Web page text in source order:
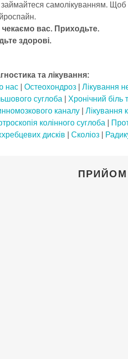
самолікуванням. Щоб
чекаємо вас. Приходьте.
здорові.
та лікування:
нас
Остеохондроз Лікування
суглоба
Хронічний біль
каналу
Лікування
колінного суглоба
дисків
Сколіоз
ПРИЙОМ